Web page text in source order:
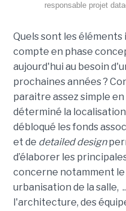
responsable projet
Quels sont les
compte en phase
aujourd'hui au besoin
prochaines années ?
paraitre assez simple
déterminé la
débloqué les fonds
et de detailed design
d’élaborer les
concerne notamment
urbanisation de la salle,
l'architecture, des